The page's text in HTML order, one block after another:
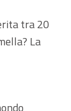
tra 20
La